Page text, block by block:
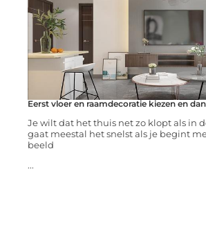
Eerst vloer en raamdecoratie kiezen en
Je wilt dat het thuis net zo klopt als in
gaat meestal het snelst als je begint
beeld
...